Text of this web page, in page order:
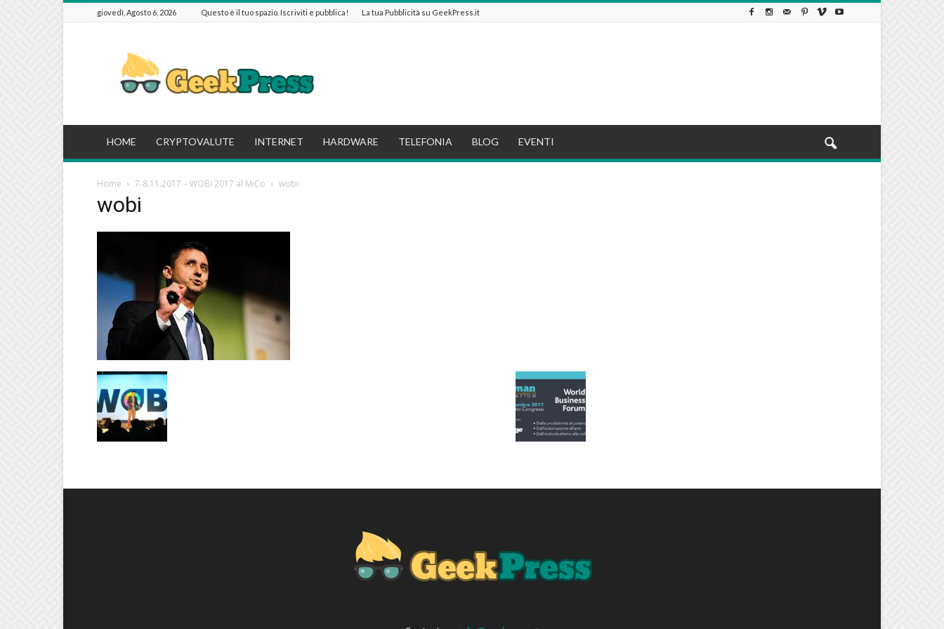
giovedì, Agosto 6, 2026 Questo è il tuo spazio. Iscriviti e pubblica! La tua Pubblicità su GeekPress.it
HOME CRYPTOVALUTE INTERNET HARDWARE TELEFONIA BLOG EVENTI
Home 7-8.11.2017 – WOBI 2017 al MiCo wobi
wobi